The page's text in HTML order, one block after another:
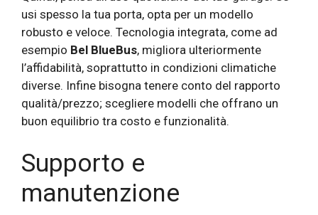
usi spesso la tua porta, opta per un modello
robusto e veloce. Tecnologia integrata, come ad
esempio Bel BlueBus, migliora ulteriormente
l’affidabilità, soprattutto in condizioni climatiche
diverse. Infine bisogna tenere conto del rapporto
qualità/prezzo; scegliere modelli che offrano un
buon equilibrio tra costo e funzionalità.
Supporto e
manutenzione